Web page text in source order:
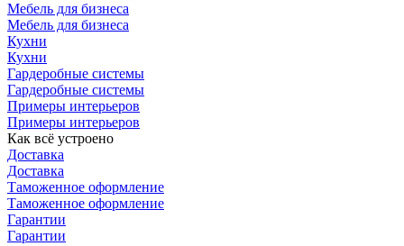
Мебель для бизнеса
Мебель для бизнеса
Кухни
Кухни
Гардеробные системы
Гардеробные системы
Примеры интерьеров
Примеры интерьеров
Как всё устроено
Доставка
Доставка
Таможенное оформление
Таможенное оформление
Гарантии
Гарантии